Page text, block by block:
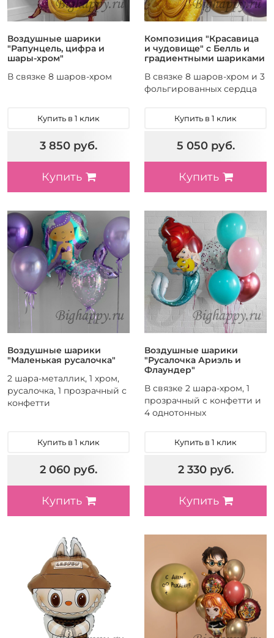
Воздушные шарики
"Рапунцель, цифра и
шары-хром"
В связке 8 шаров-хром
Купить в 1 клик
3 850 руб.
Купить
Композиция "Красавица
и чудовище" с Белль и
градиентными шариками
В связке 8 шаров-хром и 3
фольгированных сердца
Купить в 1 клик
5 050 руб.
Купить
Воздушные шарики
"Маленькая русалочка"
2 шара-металлик, 1 хром,
русалочка, 1 прозрачный с
конфетти
Купить в 1 клик
2 060 руб.
Купить
Воздушные шарики
"Русалочка Ариэль и
Флаундер"
В связке 2 шара-хром, 1
прозрачный с конфетти и
4 однотонных
Купить в 1 клик
2 330 руб.
Купить